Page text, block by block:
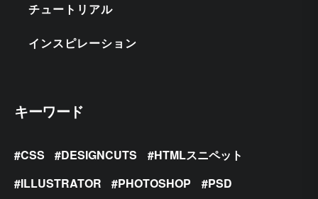
チュートリアル
インスピレーション
キーワード
CSS DESIGNCUTS
HTMLスニペット
ILLUSTRATOR
PHOTOSHOP
PSD